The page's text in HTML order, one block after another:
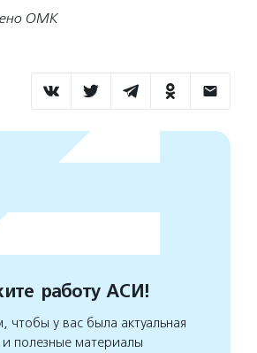
ОМК
работу АСИ!
у вас была актуальная
полезные материалы